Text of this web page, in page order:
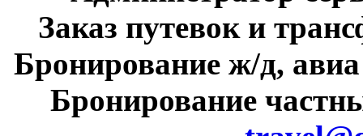
Заказ путевок и
Бронирование ж/д,
Бронирование